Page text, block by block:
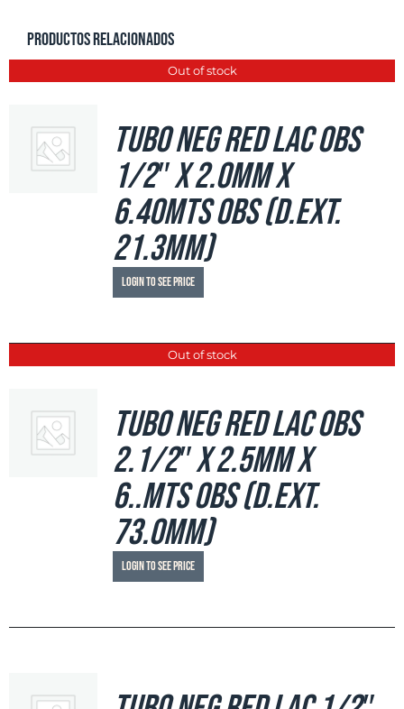
Productos relacionados
Out of stock
Tubo Neg Red LAC OBS
1/2″ x 2.0mm x
6.40mts OBS (d.ext.
21.3mm)
Login to see price
Out of stock
Tubo Neg Red LAC OBS
2.1/2″ x 2.5mm x
6..mts OBS (d.ext.
73.0mm)
Login to see price